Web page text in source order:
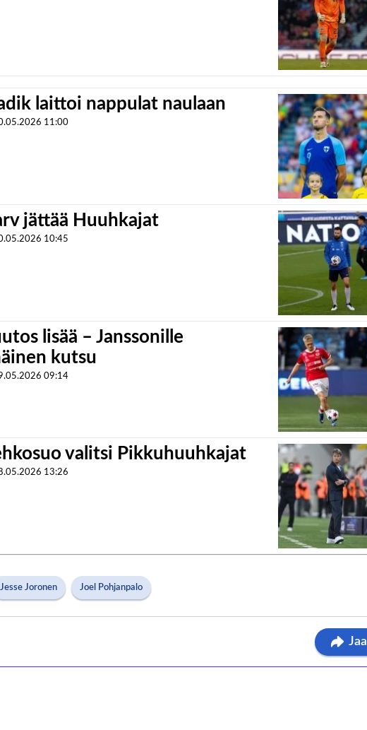
laittoi nappulat naulaan
11:00
jättää Huuhkajat
10:45
lisää – Janssonille
kutsu
09:14
valitsi Pikkuhuuhkajat
13:26
Jesse Joronen Joel Pohjanpalo
Jaa